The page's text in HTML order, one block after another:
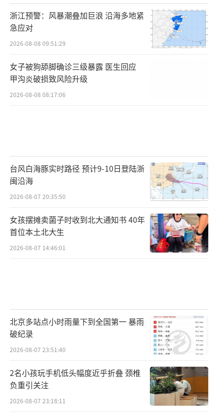
浙江预警：风暴潮叠加巨浪 沿海多地紧
急应对
2026-08-08 09:51:29
女子被狗舔脚确诊三级暴露 医生回应
甲沟炎破损致风险升级
2026-08-08 08:17:06
台风白海豚实时路径 预计9-10日登陆浙
闽沿海
2026-08-07 20:35:50
女孩摆摊卖菌子时收到北大通知书 40年
首位本土北大生
2026-08-07 14:46:01
北京多站点小时雨量下到全国第一 暴雨
破纪录
2026-08-07 23:51:40
2名小孩玩手机低头幅度近乎折叠 颈椎
负重引关注
2026-08-07 23:18:11